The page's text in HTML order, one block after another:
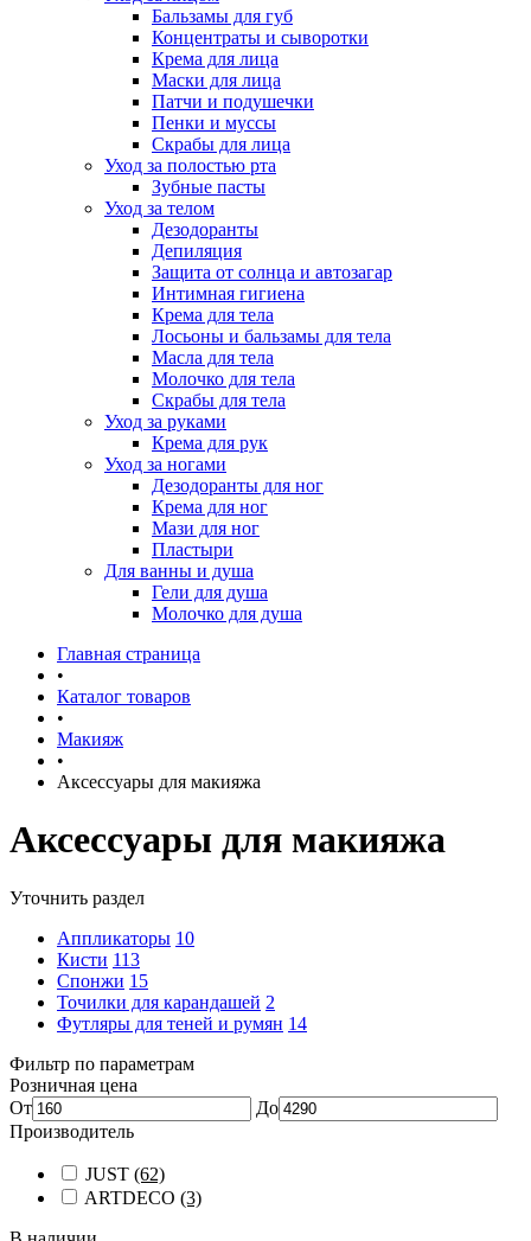
Бальзамы для губ
Концентраты и сыворотки
Крема для лица
Маски для лица
Патчи и подушечки
Пенки и муссы
Скрабы для лица
Уход за полостью рта
Зубные пасты
Уход за телом
Дезодоранты
Депиляция
Защита от солнца и автозагар
Интимная гигиена
Крема для тела
Лосьоны и бальзамы для тела
Масла для тела
Молочко для тела
Скрабы для тела
Уход за руками
Крема для рук
Уход за ногами
Дезодоранты для ног
Крема для ног
Мази для ног
Пластыри
Для ванны и душа
Гели для душа
Молочко для душа
Главная страница
•
Каталог товаров
•
Макияж
•
Аксессуары для макияжа
Аксессуары для макияжа
Уточнить раздел
Аппликаторы 10
Кисти 113
Спонжи 15
Точилки для карандашей 2
Футляры для теней и румян 14
Фильтр по параметрам
Розничная цена
От
До
Производитель
JUST (62)
ARTDECO (3)